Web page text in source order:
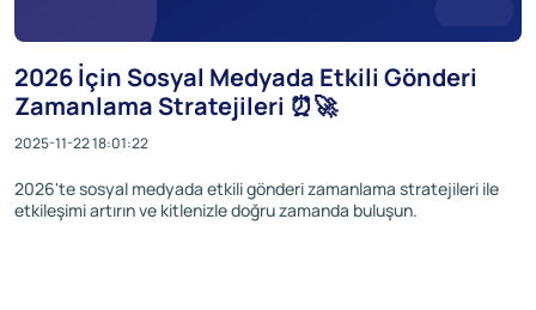
2026 İçin Sosyal Medyada Etkili Gönderi
Zamanlama Stratejileri ⏰🚀
2025-11-22 18:01:22
2026'te sosyal medyada etkili gönderi zamanlama stratejileri ile
etkileşimi artırın ve kitlenizle doğru zamanda buluşun.